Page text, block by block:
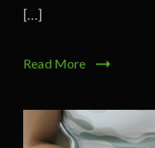
[…]
Read More